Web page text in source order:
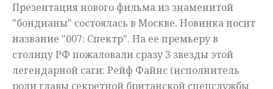
Происшествия
Презентация нового фильма из знаменитой
"бондианы" состоялась в Москве. Новинка носит
название "007: Спектр". На ее премьеру в
столицу РФ пожаловали сразу 3 звезды этой
легендарной саги: Рейф Файнс (исполнитель
роли главы секретной британской спецслужбы